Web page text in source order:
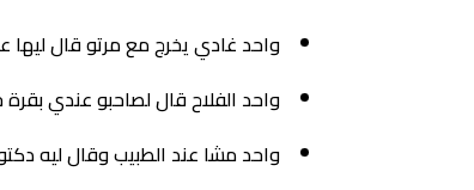
واحد غادي يخرج مع مرتو قال
واحد الفلاح قال لصاحبو عندي
واحد مشا عند الطبيب وقال ليه